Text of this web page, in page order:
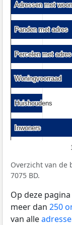
Adressen met
Adressen met
Panden met adres
Panden met adres
Percelen met adres
Percelen met adres
Woningvoorraad
Woningvoorraad
Huishoudens
Huishoudens
Inwoners
Inwoners
Overzicht van de
7075 BD.
Op deze
meer dan 250
van alle